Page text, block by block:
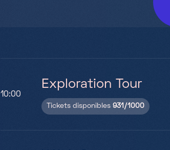
10:00
Exploration Tour
Tickets disponibles 931/1000